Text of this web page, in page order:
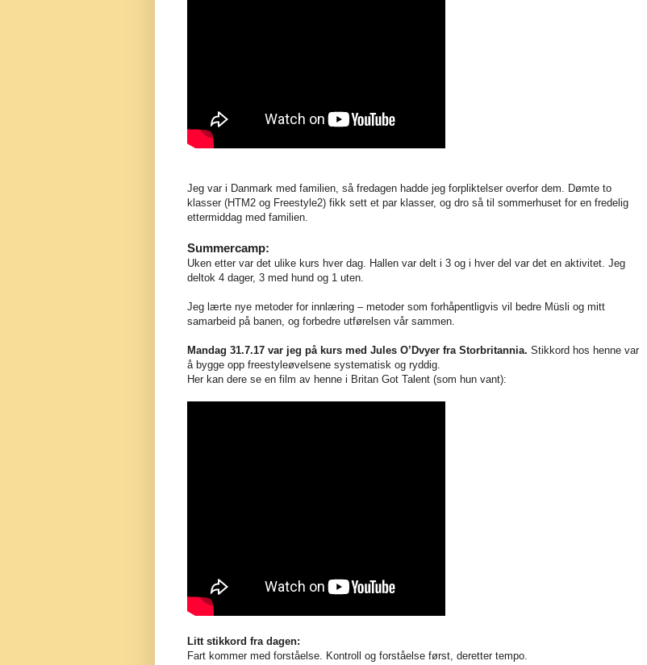
Jeg var i Danmark med familien, så fredagen hadde jeg forpliktelser overfor dem. Dømte to
klasser (HTM2 og Freestyle2) fikk sett et par klasser, og dro så til sommerhuset for en fredelig
ettermiddag med familien.
Summercamp:
Uken etter var det ulike kurs hver dag. Hallen var delt i 3 og i hver del var det en aktivitet. Jeg
deltok 4 dager, 3 med hund og 1 uten.
Jeg lærte nye metoder for innlæring – metoder som forhåpentligvis vil bedre Müsli og mitt
samarbeid på banen, og forbedre utførelsen vår sammen.
Mandag 31.7.17 var jeg på kurs med Jules O’Dvyer fra Storbritannia. Stikkord hos henne var
å bygge opp freestyleøvelsene systematisk og ryddig.
Her kan dere se en film av henne i Britan Got Talent (som hun vant):
Litt stikkord fra dagen:
Fart kommer med forståelse. Kontroll og forståelse først, deretter tempo.